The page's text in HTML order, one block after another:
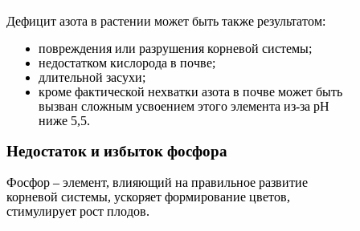
Дефицит азота в растении может быть также результатом:
повреждения или разрушения корневой системы;
недостатком кислорода в почве;
длительной засухи;
кроме фактической нехватки азота в почве может быть
вызван сложным усвоением этого элемента из-за рН
ниже 5,5.
Недостаток и избыток фосфора
Фосфор – элемент, влияющий на правильное развитие
корневой системы, ускоряет формирование цветов,
стимулирует рост плодов.